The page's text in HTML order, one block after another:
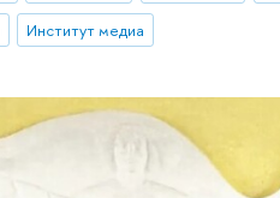
Институт медиа